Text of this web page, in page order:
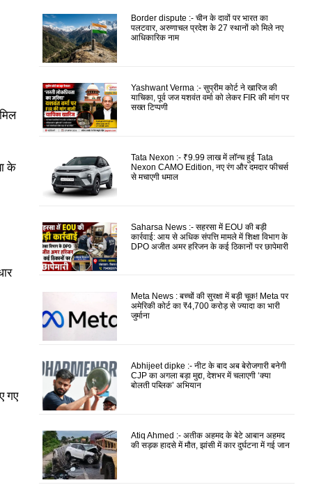
के
गए
Border dispute :- चीन के दावों पर भारत का
पलटवार, अरुणाचल प्रदेश के 27 स्थानों को मिले नए
आधिकारिक नाम
Yashwant Verma :- सुप्रीम कोर्ट ने खारिज की
याचिका, पूर्व जज यशवंत वर्मा को लेकर FIR की मांग पर
सख्त टिप्पणी
Tata Nexon :- ₹9.99 लाख में लॉन्च हुई Tata
Nexon CAMO Edition, नए रंग और दमदार फीचर्स
से मचाएगी धमाल
Saharsa News :- सहरसा में EOU की बड़ी
कार्रवाई: आय से अधिक संपत्ति मामले में शिक्षा विभाग के
DPO अजीत अमर हरिजन के कई ठिकानों पर छापेमारी
Meta News : बच्चों की सुरक्षा में बड़ी चूक! Meta पर
अमेरिकी कोर्ट का ₹4,700 करोड़ से ज्यादा का भारी
जुर्माना
Abhijeet dipke :- नीट के बाद अब बेरोजगारी बनेगी
CJP का अगला बड़ा मुद्दा, देशभर में चलाएगी ‘क्या
बोलती पब्लिक’ अभियान
Atiq Ahmed :- अतीक अहमद के बेटे आबान अहमद
की सड़क हादसे में मौत, झांसी में कार दुर्घटना में गई जान